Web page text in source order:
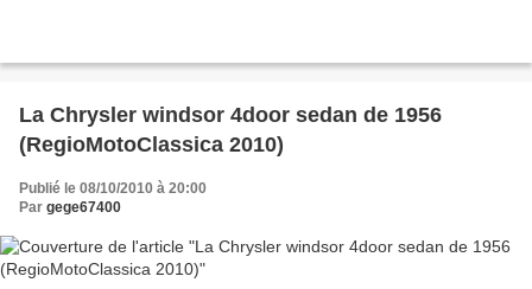
La Chrysler windsor 4door sedan de 1956
(RegioMotoClassica 2010)
Publié le 08/10/2010 à 20:00
Par gege67400